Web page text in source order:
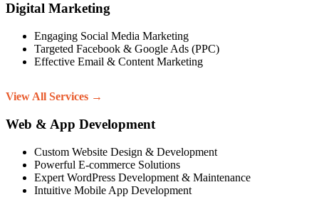
Digital Marketing
Engaging Social Media Marketing
Targeted Facebook & Google Ads (PPC)
Effective Email & Content Marketing
View All Services →
Web & App Development
Custom Website Design & Development
Powerful E-commerce Solutions
Expert WordPress Development & Maintenance
Intuitive Mobile App Development